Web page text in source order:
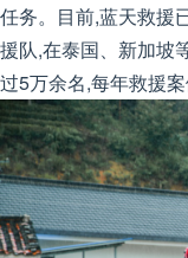
任务。目前,蓝天救援
援队,在泰国、新加坡
过5万余名,每年救援案